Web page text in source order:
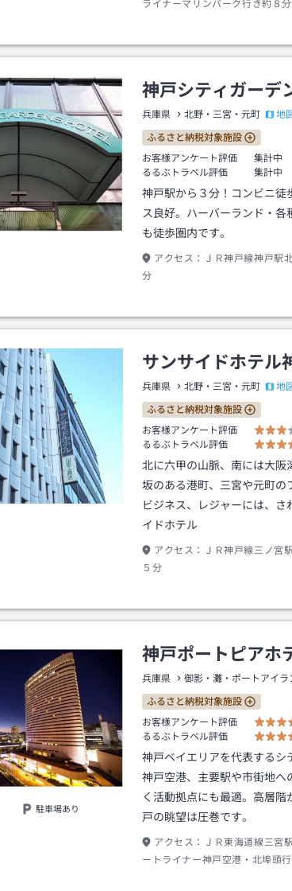
ライナーマリンパーク行き約８
神戸シティガーデ
兵庫県 北野・三宮・元町 地
ふるさと納税対象施設
お客様アンケート評価
集計中
るるぶトラベル評価
集計中
神戸駅から３分！コンビニ徒
ス良好。ハーバーランド・各
も徒歩圏内です。
アクセス：
ＪＲ神戸線神戸駅
分
サンサイドホテル
兵庫県 北野・三宮・元町 地
ふるさと納税対象施設
お客様アンケート評価
るるぶトラベル評価
北に六甲の山脈、南には大阪
坂のある港町、三宮や元町の
ビジネス、レジャーには、さ
イドホテル
アクセス：
ＪＲ神戸線三ノ宮
５分
駐車場あり
神戸ポートピアホ
兵庫県 御影・灘・ポートアイラ
ふるさと納税対象施設
お客様アンケート評価
るるぶトラベル評価
神戸ベイエリアを代表するシ
神戸空港、主要駅や市街地へ
く活動拠点にも最適。高層階
戸の眺望は圧巻です。
アクセス：
ＪＲ東海道線三宮
ートライナー神戸空港・北埠頭